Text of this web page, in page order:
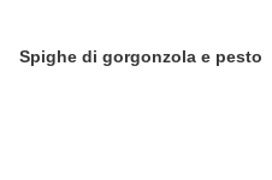
Spighe di gorgonzola e pesto